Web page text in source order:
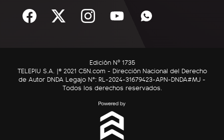
Sociedad
C5N Autos
RatingCero
Términos y condiciones
Edición Nº 1735
TELEPIU S.A. |© 2021 C5N.com - Dirección Nacional del Derecho
de Autor DNDA Legajo N°: RL-2024-31679423-APN-DNDA#MJ -
Todos los derechos reservados.